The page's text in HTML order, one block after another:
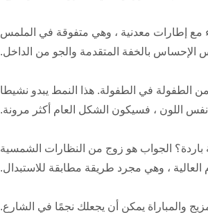
مع إطارات معدنية ، وهي متفوقة في الملمس
الإحساس بالخفة المتقدمة والجو من الداخل.
الطفولة في الطفولة. هذا النمط يبدو نشيطا
اللون ، فسيكون الشكل العام أكثر مرونة.
باردة؟ الجواب هو زوج من النظارات الشمسية
العالية ، وهي مجرد طريقة مطابقة للاستبدال.
والمباراة يمكن أن يجعلك نجمًا في الشارع.